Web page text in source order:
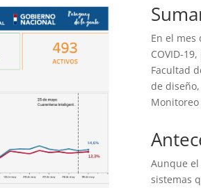
En el
COVID-
Facultad
de
Monitoreo
Aunque el
sistemas